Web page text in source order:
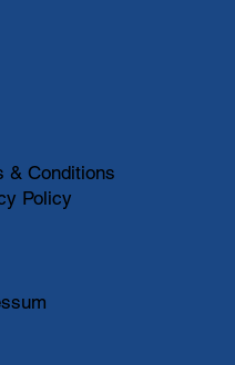
& Conditions
Policy